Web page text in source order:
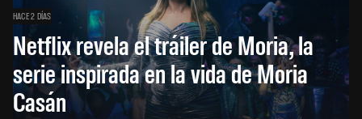
HACE 2 DÍAS
Netflix revela el tráiler de Moria, la
serie inspirada en la vida de Moria
Casán